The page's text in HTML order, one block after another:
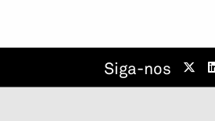
Siga-nos